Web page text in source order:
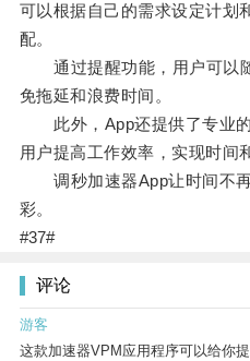
可以根据自己的需求设定计划
配。
通过提醒功能，用户可以
免拖延和浪费时间。
此外，App还提供了专业的
用户提高工作效率，实现时间
调秒加速器App让时间不再
彩。
#37#
评论
游客
这款加速器VPM应用程序可以给你